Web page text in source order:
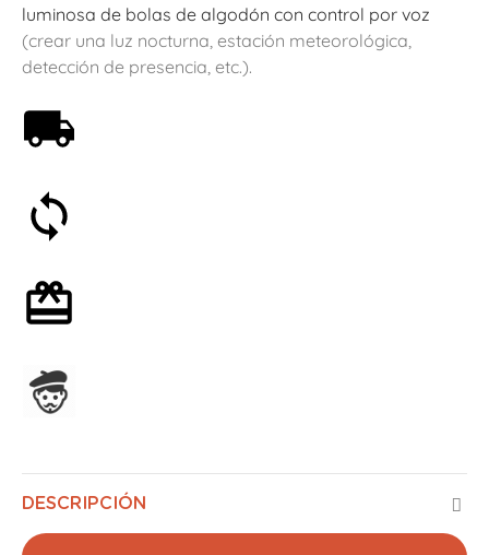
luminosa de bolas de algodón con control por voz
(crear una luz nocturna, estación meteorológica,
detección de presencia, etc.).
DESCRIPCIÓN